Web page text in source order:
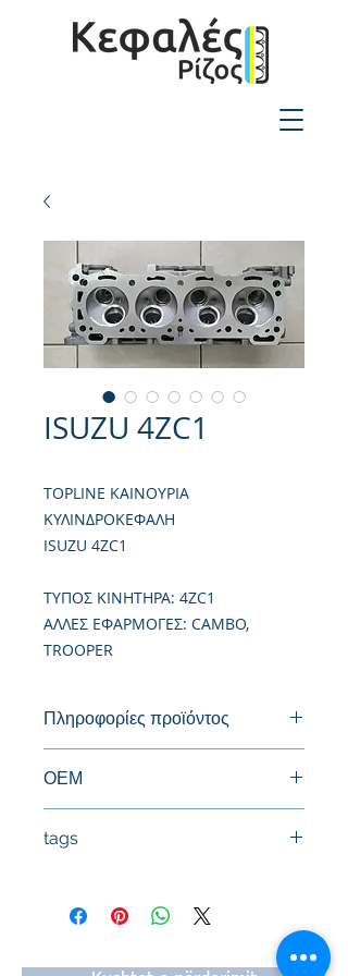
ISUZU 4ZC1
TOPLINE ΚΑΙΝΟΥΡΙΑ
ΚΥΛΙΝΔΡΟΚΕΦΑΛΗ
ISUZU 4ZC1
TΥΠΟΣ ΚΙΝΗΤΗΡΑ: 4ZC1
ΑΛΛΕΣ ΕΦΑΡΜΟΓΕΣ: CAMBO,
TROOPER
Πληροφορίες προϊόντος
ΟΕΜ
tags
#Κυλινδροκεφαλή #Κεφαλάρι
#TPTOPLINE